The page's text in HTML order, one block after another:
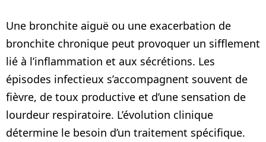
Une bronchite aiguë ou une exacerbation de
bronchite chronique peut provoquer un sifflement
lié à l’inflammation et aux sécrétions. Les
épisodes infectieux s’accompagnent souvent de
fièvre, de toux productive et d’une sensation de
lourdeur respiratoire. L’évolution clinique
détermine le besoin d’un traitement spécifique.